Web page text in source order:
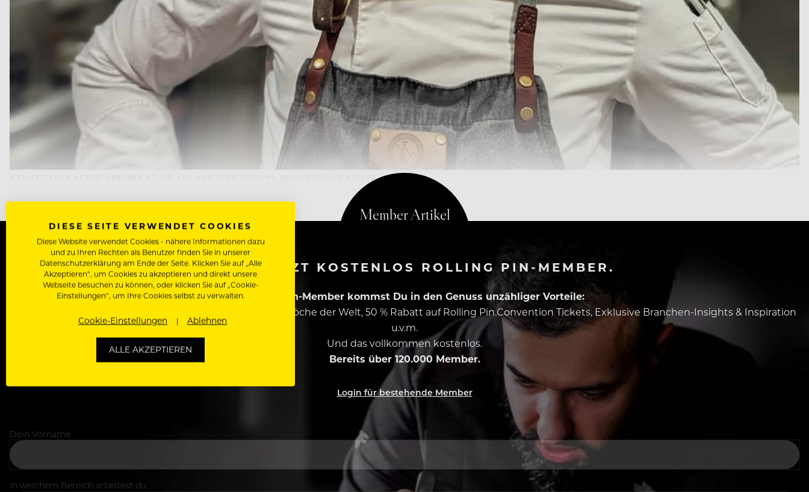
MEHMET KAAN VERDO ÜBERNIMMT DIE KULINARISCHE LEITUNG DES GUTSHAUS STOLPE
WERDE JETZT KOSTENLOS ROLLING PIN-MEMBER.
Als Rolling Pin-Member kommst Du in den Genuss unzähliger Vorteile:
Zugriff auf alle Artikel, Videos & Masterclasses der besten Köche der Welt, 50 % Rabatt auf Rolling Pin.Convention Tickets, Exklusive Branchen-Insights & Inspiration
u.v.m.
Und das vollkommen kostenlos.
Bereits über 120.000 Member.
Login für bestehende Member
Dein Vorname
In welchem Bereich arbeitest du
DIESE SEITE VERWENDET COOKIES
Diese Website verwendet Cookies - nähere Informationen dazu
und zu Ihren Rechten als Benutzer finden Sie in unserer
Datenschutzerklärung am Ende der Seite. Klicken Sie auf „Alle
Akzeptieren“, um Cookies zu akzeptieren und direkt unsere
Webseite besuchen zu können, oder klicken Sie auf „Cookie-
Einstellungen“, um Ihre Cookies selbst zu verwalten.
Cookie-Einstellungen Ablehnen
ALLE AKZEPTIEREN